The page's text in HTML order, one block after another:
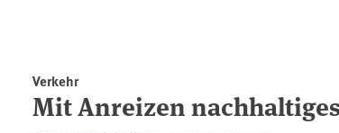
Verkehr
Mit Anreizen